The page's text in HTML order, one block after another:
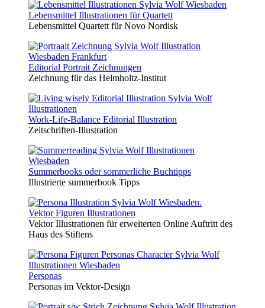
Lebensmittel Illustrationen für Quartett
Lebensmittel Quartett für Novo Nordisk
Editorial Portrait Zeichnungen
Zeichnung für das Helmholtz-Institut
Work-Life-Balance Editorial Illustration
Zeitschriften-Illustration
Summerbooks oder sommerliche Buchtipps
Illustrierte summerbook Tipps
Vektor Figuren Illustrationen
Vektor Illustrationen für erweiterten Online Auftritt des
Haus des Stiftens
Personas
Personas im Vektor-Design